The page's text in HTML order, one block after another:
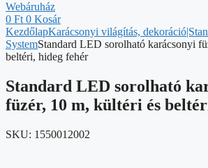
Webáruház
0 Ft 0 Kosár
KezdőlapKarácsonyi világítás,
SystemStandard LED sorolható karácsonyi
beltéri, hideg fehér
Standard LED sorolható
füzér, 10 m, kültéri és
SKU: 1550012002